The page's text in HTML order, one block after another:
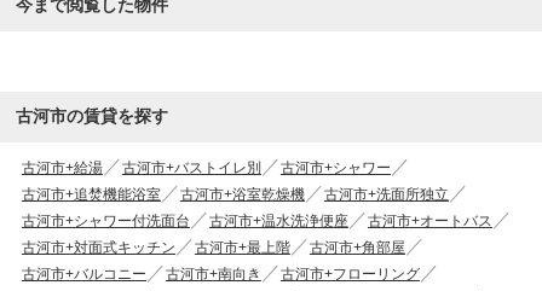
今まで閲覧した物件
古河市の賃貸を探す
古河市+給湯 古河市+バストイレ別
古河市+シャワー
古河市+追焚機能浴室
古河市+浴室乾燥機
古河市+洗面所独立
古河市+シャワー付洗面台
古河市+温水洗浄便座
古河市+オートバス
古河市+対面式キッチン
古河市+最上階
古河市+角部屋
古河市+バルコニー
古河市+南向き
古河市+フローリング